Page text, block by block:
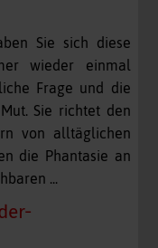
Sie sich diese
wieder einmal
Frage und die
Sie richtet den
von alltäglichen
die Phantasie an
...